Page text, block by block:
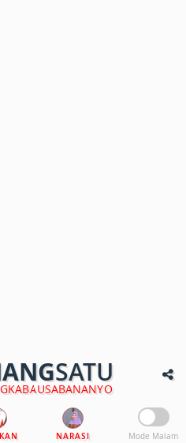
SATU
NARASI Mode Malam